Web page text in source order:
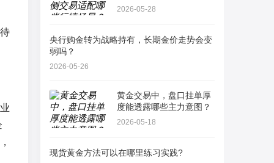
景？
2026-05-28
央行购金转为战略持有，长期金价走势会变
弱吗？
2026-05-26
黄金交易中，盘口挂单厚
度能透露哪些主力意图？
2026-05-18
现货黄金方法可以在哪里练习实践?